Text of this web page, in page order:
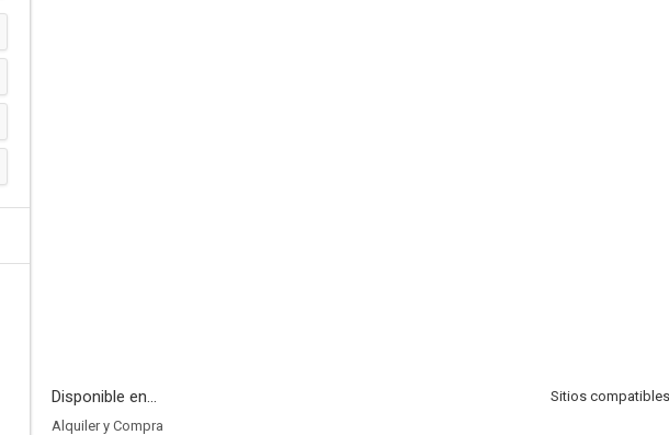
Disponible en...
Sitios compatibles
Alquiler y Compra